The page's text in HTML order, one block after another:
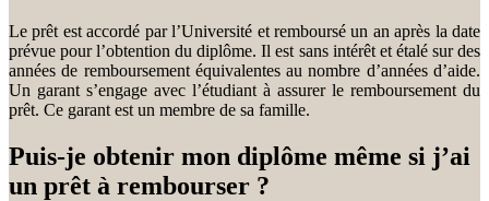
Le prêt est accordé par l’Université et remboursé un an après la date
prévue pour l’obtention du diplôme. Il est sans intérêt et étalé sur des
années de remboursement équivalentes au nombre d’années d’aide.
Un garant s’engage avec l’étudiant à assurer le remboursement du
prêt. Ce garant est un membre de sa famille.
Puis-je obtenir mon diplôme même si j’ai
un prêt à rembourser ?